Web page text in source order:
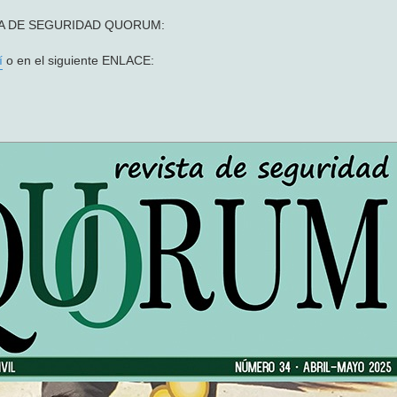
DE SEGURIDAD QUORUM:
o en el siguiente ENLACE: